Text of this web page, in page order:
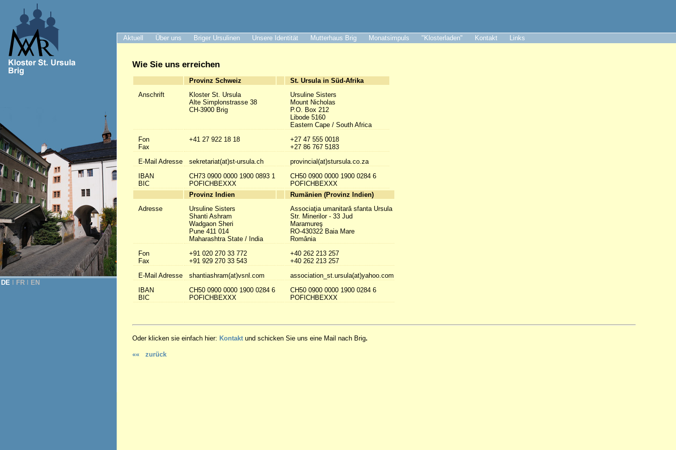
Aktuell Über uns Briger Ursulinen Unsere Identität Mutterhaus Brig Monatsimpuls "Klosterladen" Kontakt Links
DE FR EN
Wie Sie uns erreichen
Provinz Schweiz
St. Ursula in Süd-Afrika
Anschrift
Kloster St. Ursula
Alte Simplonstrasse 38
CH-3900 Brig
Ursuline Sisters
Mount Nicholas
P.O. Box 212
Libode 5160
Eastern Cape / South Africa
Fon
Fax
+41 27 922 18 18
+27 47 555 0018
+27 86 767 5183
E-Mail Adresse
sekretariat(at)st-ursula.ch
provincial(at)stursula.co.za
IBAN
BIC
CH73 0900 0000 1900 0893 1
POFICHBEXXX
CH50 0900 0000 1900 0284 6
POFICHBEXXX
Provinz Indien
Rumänien (Provinz Indien)
Adresse
Ursuline Sisters
Shanti Ashram
Wadgaon Sheri
Pune 411 014
Maharashtra State / India
Associaţia umanitarǎ sfanta Ursula
Str. Minerilor - 33 Jud
Maramureş
RO-430322 Baia Mare
România
Fon
Fax
+91 020 270 33 772
+91 929 270 33 543
+40 262 213 257
+40 262 213 257
E-Mail Adresse
shantiashram(at)vsnl.com
association_st.ursula(at)yahoo.com
IBAN
BIC
CH50 0900 0000 1900 0284 6
POFICHBEXXX
CH50 0900 0000 1900 0284 6
POFICHBEXXX
Oder klicken sie einfach hier: Kontakt und schicken Sie uns eine Mail nach Brig.
«« zurück